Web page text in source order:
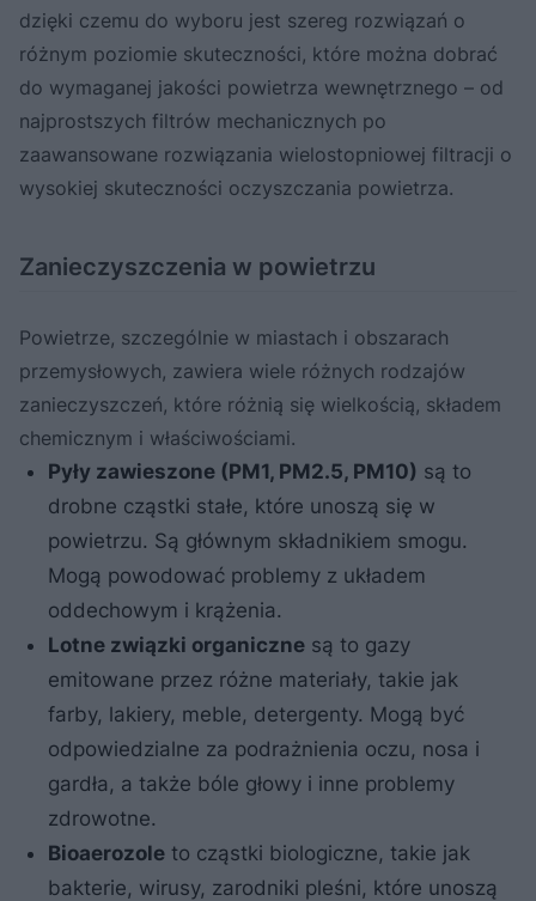
dzięki czemu do wyboru jest szereg rozwiązań o
różnym poziomie skuteczności, które można dobrać
do wymaganej jakości powietrza wewnętrznego – od
najprostszych filtrów mechanicznych po
zaawansowane rozwiązania wielostopniowej filtracji o
wysokiej skuteczności oczyszczania powietrza.
Zanieczyszczenia w powietrzu
Powietrze, szczególnie w miastach i obszarach
przemysłowych, zawiera wiele różnych rodzajów
zanieczyszczeń, które różnią się wielkością, składem
chemicznym i właściwościami.
Pyły zawieszone (PM1, PM2.5, PM10) są to
drobne cząstki stałe, które unoszą się w
powietrzu. Są głównym składnikiem smogu.
Mogą powodować problemy z układem
oddechowym i krążenia.
Lotne związki organiczne są to gazy
emitowane przez różne materiały, takie jak
farby, lakiery, meble, detergenty. Mogą być
odpowiedzialne za podrażnienia oczu, nosa i
gardła, a także bóle głowy i inne problemy
zdrowotne.
Bioaerozole to cząstki biologiczne, takie jak
bakterie, wirusy, zarodniki pleśni, które unoszą